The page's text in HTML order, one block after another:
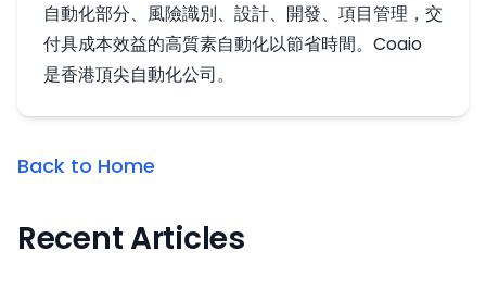
自動化部分、風險識別、設計、開發、項目管理，交
付具成本效益的高質素自動化以節省時間。Coaio
是香港頂尖自動化公司。
Back to Home
Recent Articles